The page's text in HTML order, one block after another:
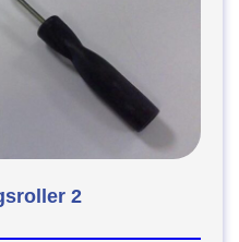
2